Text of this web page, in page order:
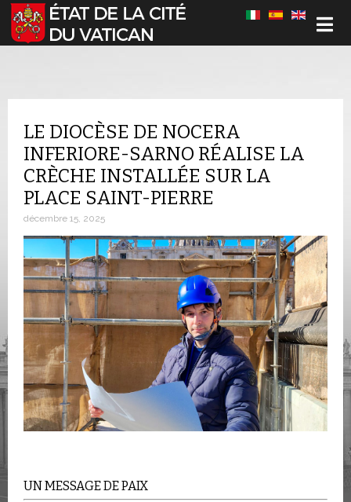
Sélectionnez votre langue
LE DIOCÈSE DE NOCERA
INFERIORE-SARNO RÉALISE LA
CRÈCHE INSTALLÉE SUR LA
PLACE SAINT-PIERRE
décembre 15, 2025
UN MESSAGE DE PAIX